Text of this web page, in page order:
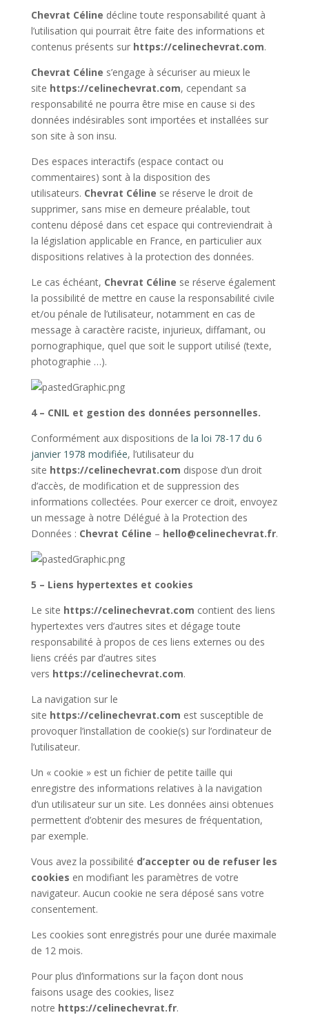
Chevrat Céline décline toute responsabilité quant à
l’utilisation qui pourrait être faite des informations et
contenus présents sur https://celinechevrat.com.
Chevrat Céline s’engage à sécuriser au mieux le
site https://celinechevrat.com, cependant sa
responsabilité ne pourra être mise en cause si des
données indésirables sont importées et installées sur
son site à son insu.
Des espaces interactifs (espace contact ou
commentaires) sont à la disposition des
utilisateurs. Chevrat Céline se réserve le droit de
supprimer, sans mise en demeure préalable, tout
contenu déposé dans cet espace qui contreviendrait à
la législation applicable en France, en particulier aux
dispositions relatives à la protection des données.
Le cas échéant, Chevrat Céline se réserve également
la possibilité de mettre en cause la responsabilité civile
et/ou pénale de l’utilisateur, notamment en cas de
message à caractère raciste, injurieux, diffamant, ou
pornographique, quel que soit le support utilisé (texte,
photographie …).
4 – CNIL et gestion des données personnelles.
Conformément aux dispositions de la loi 78-17 du 6
janvier 1978 modifiée, l’utilisateur du
site https://celinechevrat.com dispose d’un droit
d’accès, de modification et de suppression des
informations collectées. Pour exercer ce droit, envoyez
un message à notre Délégué à la Protection des
Données : Chevrat Céline – hello@celinechevrat.fr.
5 – Liens hypertextes et cookies
Le site https://celinechevrat.com contient des liens
hypertextes vers d’autres sites et dégage toute
responsabilité à propos de ces liens externes ou des
liens créés par d’autres sites
vers https://celinechevrat.com.
La navigation sur le
site https://celinechevrat.com est susceptible de
provoquer l’installation de cookie(s) sur l’ordinateur de
l’utilisateur.
Un « cookie » est un fichier de petite taille qui
enregistre des informations relatives à la navigation
d’un utilisateur sur un site. Les données ainsi obtenues
permettent d’obtenir des mesures de fréquentation,
par exemple.
Vous avez la possibilité d’accepter ou de refuser les
cookies en modifiant les paramètres de votre
navigateur. Aucun cookie ne sera déposé sans votre
consentement.
Les cookies sont enregistrés pour une durée maximale
de 12 mois.
Pour plus d’informations sur la façon dont nous
faisons usage des cookies, lisez
notre https://celinechevrat.fr.